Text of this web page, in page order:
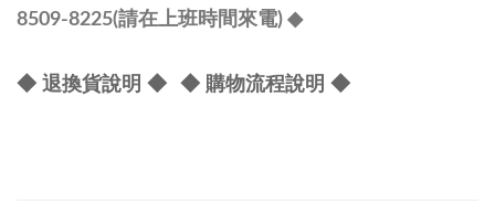
8509-8225(請在上班時間來電) ◆
◆ 退換貨說明 ◆ ◆ 購物流程說明 ◆